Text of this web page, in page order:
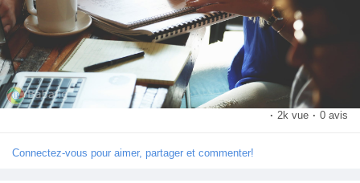
Entreprises locales
Runsound music
· 2k vue · 0 avis
Connectez-vous pour aimer, partager et commenter!